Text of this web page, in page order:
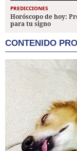
PREDICCIONES
Horóscopo de hoy:
para tu signo
CONTENIDO